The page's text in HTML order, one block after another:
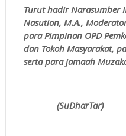
Turut hadir Narasumber
Nasution, M.A.,
para Pimpinan OPD
dan Tokoh Masyarakat,
serta para jamaah
(SuDharTar)